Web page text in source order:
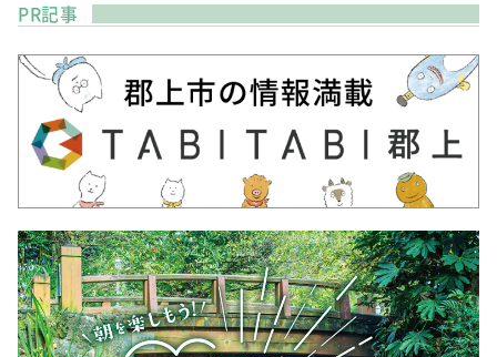
PR記事